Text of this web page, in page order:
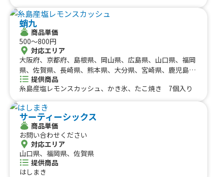
蛸九
商品単価
500〜800円
対応エリア
大阪府、京都府、島根県、岡山県、広島県、山口県、福岡
県、佐賀県、長崎県、熊本県、大分県、宮崎県、鹿児島
県、沖縄県
提供商品
糸島産塩レモンスカッシュ、かき氷、たこ焼き 7個入り
サーティーシックス
商品単価
お問い合わせください
対応エリア
山口県、福岡県、佐賀県
提供商品
はしまき